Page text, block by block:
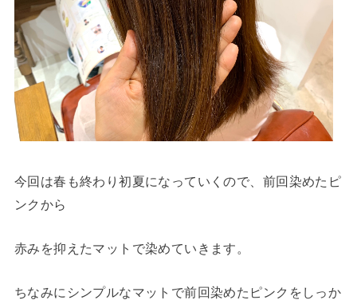
今回は春も終わり初夏になっていくので、前回染めたピ
ンクから
赤みを抑えたマットで染めていきます。
ちなみにシンプルなマットで前回染めたピンクをしっか